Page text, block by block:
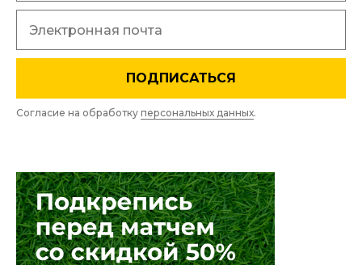
ПОДПИСАТЬСЯ
Согласие на обработку персональных данных.